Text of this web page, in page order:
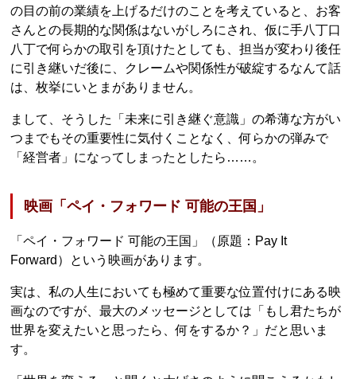
の目の前の業績を上げるだけのことを考えていると、お客
さんとの長期的な関係はないがしろにされ、仮に手八丁口
八丁で何らかの取引を頂けたとしても、担当が変わり後任
に引き継いだ後に、クレームや関係性が破綻するなんて話
は、枚挙にいとまがありません。
まして、そうした「未来に引き継ぐ意識」の希薄な方がい
つまでもその重要性に気付くことなく、何らかの弾みで
「経営者」になってしまったとしたら……。
映画「ペイ・フォワード 可能の王国」
「ペイ・フォワード 可能の王国」（原題：Pay It
Forward）という映画があります。
実は、私の人生においても極めて重要な位置付けにある映
画なのですが、最大のメッセージとしては「もし君たちが
世界を変えたいと思ったら、何をするか？」だと思いま
す。